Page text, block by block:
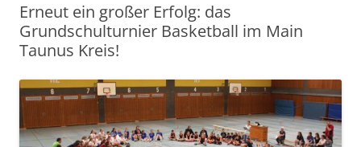
Erneut ein großer Erfolg: das
Grundschulturnier Basketball im Main
Taunus Kreis!